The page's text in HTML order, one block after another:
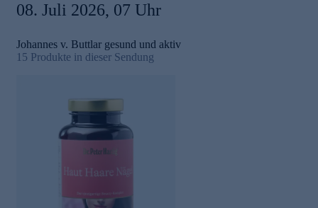
08. Juli 2026, 07 Uhr
Johannes v. Buttlar gesund und aktiv
15 Produkte in dieser Sendung